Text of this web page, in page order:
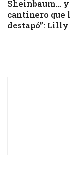
Sheinbaum…
cantinero que
destapó”: Lilly